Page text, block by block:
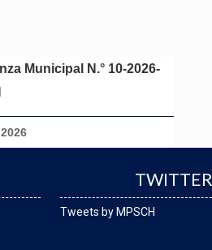
Municipal N.° 10-2026-
TWITTER
Tweets by MPSCH